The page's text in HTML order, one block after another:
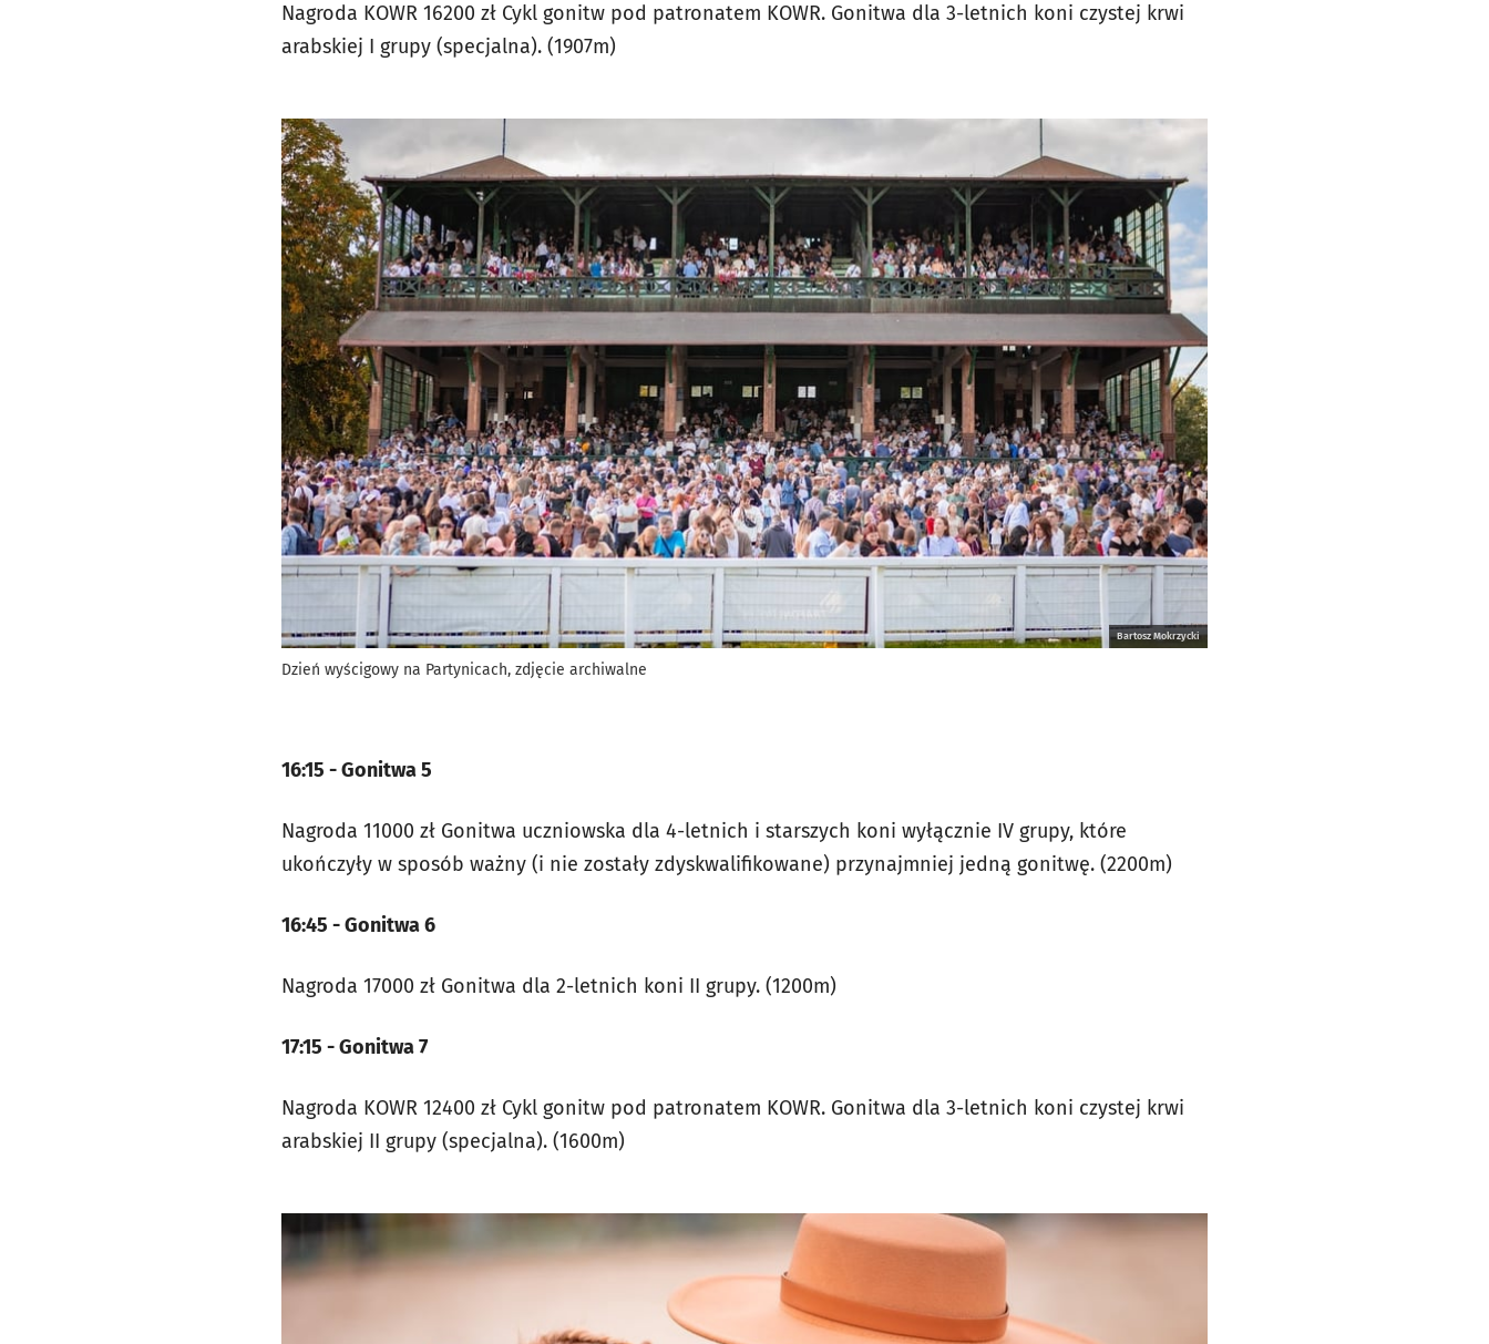
Nagroda KOWR 16200 zł Cykl gonitw pod patronatem KOWR. Gonitwa dla 3-letnich koni czystej krwi
arabskiej I grupy (specjalna). (1907m)
Bartosz Mokrzycki
Dzień wyścigowy na Partynicach, zdjęcie archiwalne
16:15 - Gonitwa 5
Nagroda 11000 zł Gonitwa uczniowska dla 4-letnich i starszych koni wyłącznie IV grupy, które
ukończyły w sposób ważny (i nie zostały zdyskwalifikowane) przynajmniej jedną gonitwę. (2200m)
16:45 - Gonitwa 6
Nagroda 17000 zł Gonitwa dla 2-letnich koni II grupy. (1200m)
17:15 - Gonitwa 7
Nagroda KOWR 12400 zł Cykl gonitw pod patronatem KOWR. Gonitwa dla 3-letnich koni czystej krwi
arabskiej II grupy (specjalna). (1600m)